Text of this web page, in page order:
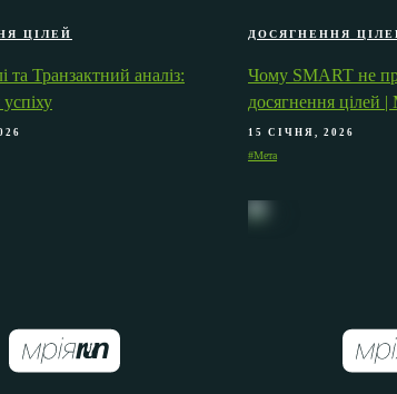
ЦІЛЕЙ
та Транзактний аналіз:
ДОСЯГНЕННЯ
Чому SMART не
досягнення цілей |
15 СІЧНЯ, 2026
#Мета